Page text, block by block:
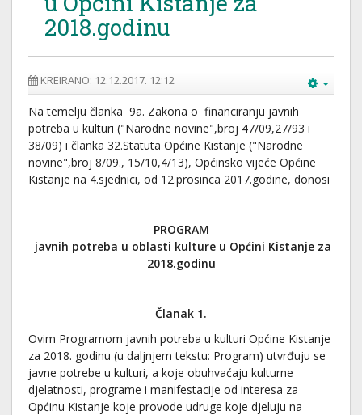
2018.godinu
KREIRANO: 12.12.2017. 12:12
Na temelju članka 9a. Zakona o financiranju javnih
potreba u kulturi ("Narodne novine",broj 47/09,27/93 i
38/09) i članka 32.Statuta Općine Kistanje ("Narodne
novine",broj 8/09., 15/10,4/13), Općinsko vijeće Općine
Kistanje na 4.sjednici, od 12.prosinca 2017.godine, donosi
PROGRAM
javnih potreba u oblasti kulture u Općini Kistanje za
2018.godinu
Članak 1.
Ovim Programom javnih potreba u kulturi Općine Kistanje
za 2018. godinu (u daljnjem tekstu: Program) utvrđuju se
javne potrebe u kulturi, a koje obuhvaćaju kulturne
djelatnosti, programe i manifestacije od interesa za
Općinu Kistanje koje provode udruge koje djeluju na